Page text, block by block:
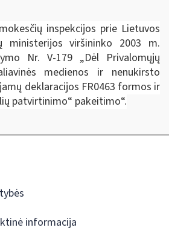
inspekcijos prie Lietuvos
ministerijos viršininko 2003 m.
Nr. V-179 „Dėl Privalomųjų
medienos ir nenukirsto
deklaracijos FR0463 formos ir
patvirtinimo“ pakeitimo“.
informacija